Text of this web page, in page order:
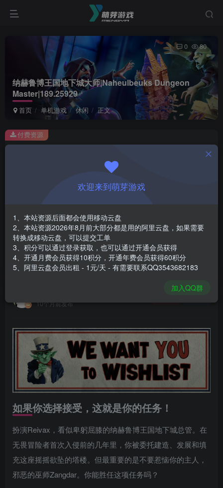
纳赫鲁博王国地下城大师|Naheulbeuks Dungeon
Master|189.25929
首页 单机游戏 休闲 正文
0 80
此内容为付费资源，请付费后查看
￥1
免费
登录购买
安装包大小
游戏本体大小
4.42 GB
付费资源
10个月前发布
如果你选择接受，这就是你的任务！
扮演Reivax，看似卑躬屈膝的纳赫鲁博王国地下城总管。在
无畏冒险者首次入侵前的几年里，你被委托建造、发展和填
充这座摇摇欲坠的塔楼。但最重要的是不要惹恼你的主人，
邪恶的巫师Zangdar。你能胜任这项任务吗？
欢迎来到萌芽游戏
1、本站资源后面都会使用移动云盘
2、本站资源2026年8月前大部分都是用的阿里云盘，如果需要
转换成移动云盘，可以提交工单
3、积分可以通过登录获取，也可以通过开通会员获得
4、开通月费会员获得10积分，开通年费会员获得60积分
5、阿里云盘会员出租 - 1元/天 - 有需要联系QQ3543682183
加入QQ群